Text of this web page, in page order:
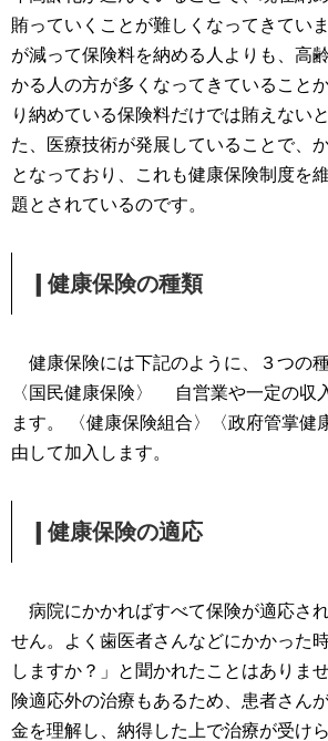
賄っていくことが難しくなってきてい
が減って保険料を納める人よりも、高
かる人の方が多くなってきていること
り納めている保険料だけでは賄えない
た、医療技術が発展していることで、
となっており、これも健康保険制度を
題とされているのです。
❙健康保険の種類
健康保険には下記のように、３つの種
〈国民健康保険〉
自営業や一定の収
ます。
〈健康保険組合〉〈政府管掌健
由して加入します。
❙健康保険の適応
病院にかかればすべて保険が適応さ
せん。よく歯医者さんなどにかかった
しますか？」と聞かれたことはありま
険適応外の治療もあるため、患者さん
金を理解し、納得した上で治療が受け